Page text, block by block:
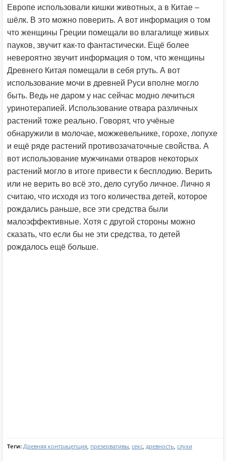
Европе использовали кишки животных, а в Китае –
шёлк. В это можно поверить. А вот информация о том
что женщины Греции помещали во влагалище живых
пауков, звучит как-то фантастически. Ещё более
невероятно звучит информация о том, что женщины
Древнего Китая помещали в себя ртуть. А вот
использование мочи в древней Руси вполне могло
быть. Ведь не даром у нас сейчас модно лечиться
уринотерапией. Использование отвара различных
растений тоже реально. Говорят, что учёные
обнаружили в молочае, можжевельнике, горохе, лопухе
и ещё ряде растений противозачаточные свойства. А
вот использование мужчинами отваров некоторых
растений могло в итоге привести к бесплодию. Верить
или не верить во всё это, дело сугубо личное. Лично я
считаю, что исходя из того количества детей, которое
рождались раньше, все эти средства были
малоэффективные. Хотя с другой стороны можно
сказать, что если бы не эти средства, то детей
рождалось ещё больше.
Теги: Древняя контрацепция, презервативы, секс, древность, слухи